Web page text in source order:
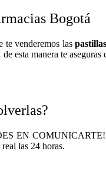
Bogotá
te venderemos las
esta manera te
EN COMUNICARTE!
las 24 horas.